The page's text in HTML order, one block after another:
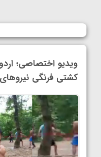
ویدیو اختصاصی؛
کشتی فرنگی